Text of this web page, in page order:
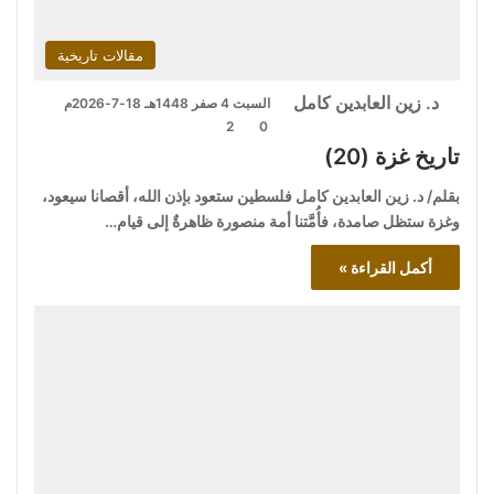
مقالات تاريخية
د. زين العابدين كامل
السبت 4 صفر 1448هـ 18-7-2026م
0
2
تاريخ غزة (20)
بقلم/ د. زين العابدين كامل فلسطين ستعود بإذن الله، أقصانا سيعود،
وغزة ستظل صامدة، فأُمَّتنا أمة منصورة ظاهرةٌ إلى قيام…
أكمل القراءة »